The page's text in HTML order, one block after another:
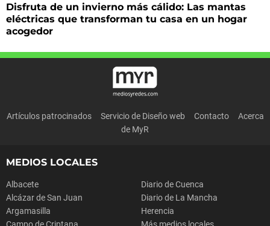
Disfruta de un invierno más cálido: Las mantas
eléctricas que transforman tu casa en un hogar
acogedor
Artículos patrocinados Servicio de Diseño web Contacto
Acerca
de MyR
MEDIOS LOCALES
Albacete
Alcázar de San Juan
Argamasilla
Campo de Criptana
Diario de Cuenca
Diario de La Mancha
Herencia
Más medios locales...